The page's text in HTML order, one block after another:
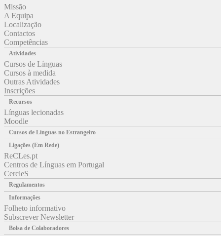
Missão
A Equipa
Localização
Contactos
Competências
Atividades
Cursos de Línguas
Cursos à medida
Outras Atividades
Inscrições
Recursos
Línguas lecionadas
Moodle
Cursos de Línguas no Estrangeiro
Ligações (Em Rede)
ReCLes.pt
Centros de Línguas em Portugal
CercleS
Regulamentos
Informações
Folheto informativo
Subscrever Newsletter
Bolsa de Colaboradores